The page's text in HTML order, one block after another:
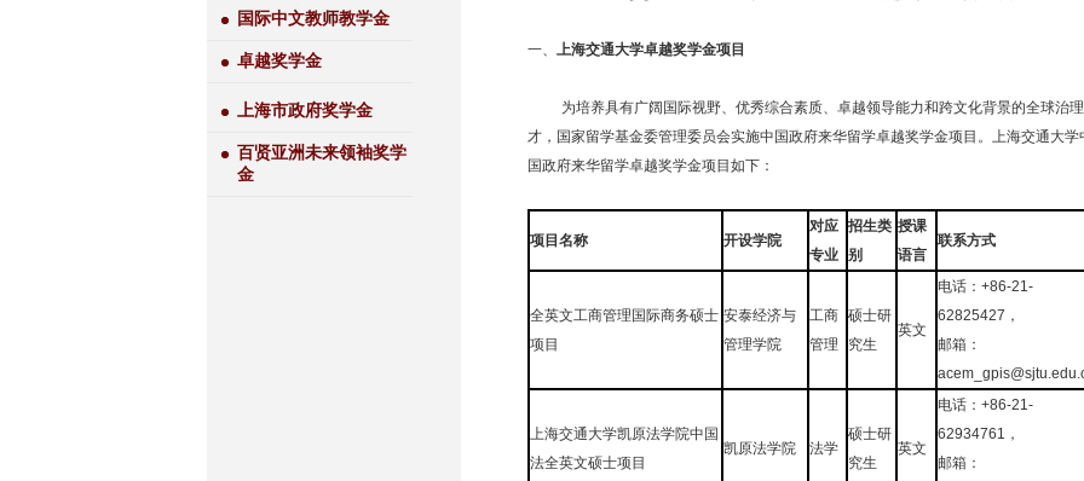
国际中文教师教学金
卓越奖学金
上海市政府奖学金
百贤亚洲未来领袖奖学
金
一、 上海交通大学卓越奖学金项目
为培养具有广阔国际视野、优秀综合素质、卓越领导能力和跨文化背景的全球治
才，国家留学基金委管理委员会实施中国政府来华留学卓越奖学金项目。上海交通大学
国政府来华留学卓越奖学金项目如下：
项目名称 开设学院
对应
专业
招生类
别
授课
语言
联系方式
全英文工商管理国际商务硕士
项目
安泰经济与
管理学院
工商
管理
硕士研
究生
英文
电话： +86-21-
62825427 ，
邮箱：
上海交通大学凯原法学院中国
法全英文硕士项目
凯原法学院 法学
硕士研
究生
英文
电话：+86-21-
62934761 ，
邮箱：